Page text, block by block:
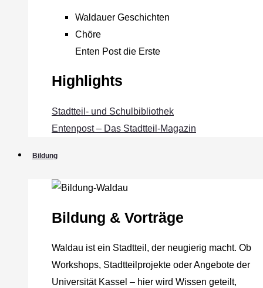
Waldauer Geschichten
Chöre
Enten Post die Erste
Highlights
Stadtteil- und Schulbibliothek
Entenpost – Das Stadtteil-Magazin
Bildung
Bildung & Vorträge
Waldau ist ein Stadtteil, der neugierig macht. Ob
Workshops, Stadtteilprojekte oder Angebote der
Universität Kassel – hier wird Wissen geteilt,